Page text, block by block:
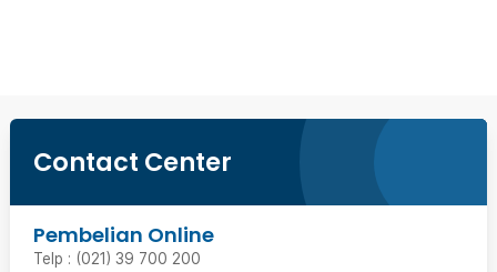
Contact Center
Pembelian Online
Telp : (021) 39 700 200